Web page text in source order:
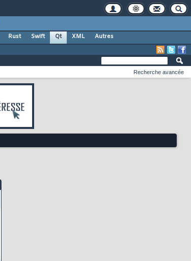
Rust Swift Qt XML
Autres
Recherche avancée